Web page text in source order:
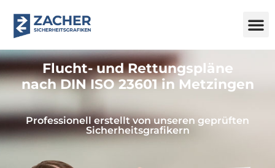
Flucht- und Rettungspläne
nach DIN ISO 23601 in Metzingen
Professionell erstellt von unseren geprüften
Sicherheitsgrafikern